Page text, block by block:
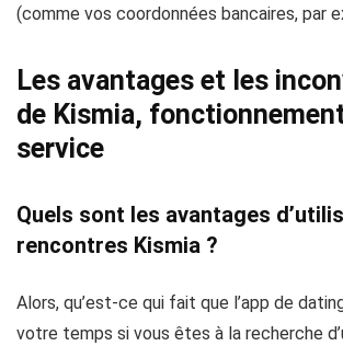
(comme vos coordonnées bancaires, par
Les avantages et les
de Kismia,
service
Quels sont les avantages
rencontres Kismia ?
Alors, qu’est-ce qui fait que l’app de
votre temps si vous êtes à la recherche